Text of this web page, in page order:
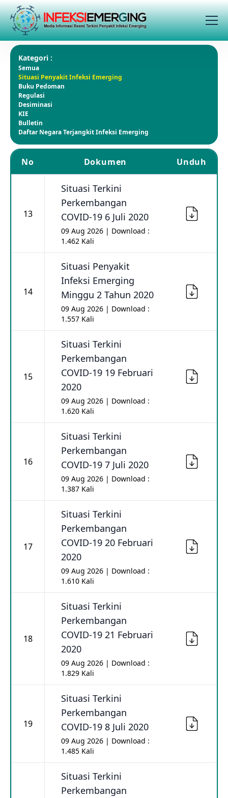
Kategori :
Semua
Situasi Penyakit Infeksi Emerging
Buku Pedoman
Regulasi
Desiminasi
KIE
Bulletin
Daftar Negara Terjangkit Infeksi Emerging
No Dokumen Unduh
13
Situasi Terkini
Perkembangan
COVID-19 6 Juli 2020
09 Aug 2026 | Download :
1.462 Kali
14
Situasi Penyakit
Infeksi Emerging
Minggu 2 Tahun 2020
09 Aug 2026 | Download :
1.557 Kali
15
Situasi Terkini
Perkembangan
COVID-19 19 Februari
2020
09 Aug 2026 | Download :
1.620 Kali
16
Situasi Terkini
Perkembangan
COVID-19 7 Juli 2020
09 Aug 2026 | Download :
1.387 Kali
17
Situasi Terkini
Perkembangan
COVID-19 20 Februari
2020
09 Aug 2026 | Download :
1.610 Kali
18
Situasi Terkini
Perkembangan
COVID-19 21 Februari
2020
09 Aug 2026 | Download :
1.829 Kali
19
Situasi Terkini
Perkembangan
COVID-19 8 Juli 2020
09 Aug 2026 | Download :
1.485 Kali
Situasi Terkini
Perkembangan